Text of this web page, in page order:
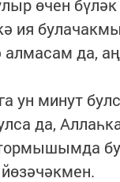
өчен
ия
да,
ун минут
да,